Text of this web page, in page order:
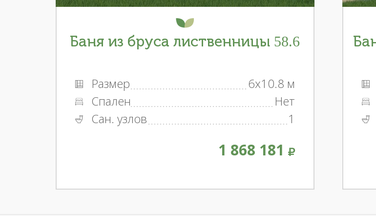
Баня из бруса лиственницы 58.6
Размер
6x10.8 м
Спален
Нет
Сан. узлов
1
1 868 181